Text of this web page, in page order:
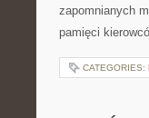
zapomnianych
pamięci
CATEGORIES: